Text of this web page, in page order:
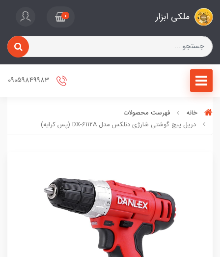
ملکی ابزار 0
خانه
فهرست محصولات
دریل پیچ گوشتی شارژی دنلکس مدل DX-6112A (پس کرایه)